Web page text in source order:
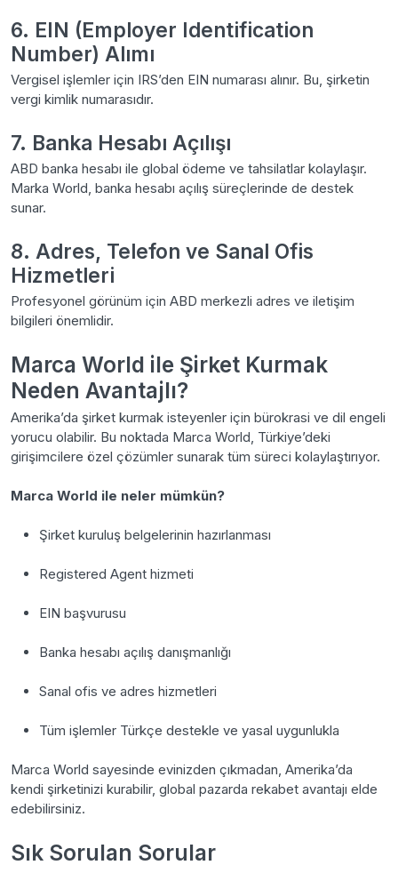
6. EIN (Employer Identification
Number) Alımı
Vergisel işlemler için IRS’den EIN numarası alınır. Bu, şirketin
vergi kimlik numarasıdır.
7. Banka Hesabı Açılışı
ABD banka hesabı ile global ödeme ve tahsilatlar kolaylaşır.
Marka World, banka hesabı açılış süreçlerinde de destek
sunar.
8. Adres, Telefon ve Sanal Ofis
Hizmetleri
Profesyonel görünüm için ABD merkezli adres ve iletişim
bilgileri önemlidir.
Marca World ile Şirket Kurmak
Neden Avantajlı?
Amerika’da şirket kurmak isteyenler için bürokrasi ve dil engeli
yorucu olabilir. Bu noktada Marca World, Türkiye’deki
girişimcilere özel çözümler sunarak tüm süreci kolaylaştırıyor.
Marca World ile neler mümkün?
Şirket kuruluş belgelerinin hazırlanması
Registered Agent hizmeti
EIN başvurusu
Banka hesabı açılış danışmanlığı
Sanal ofis ve adres hizmetleri
Tüm işlemler Türkçe destekle ve yasal uygunlukla
Marca World sayesinde evinizden çıkmadan, Amerika’da
kendi şirketinizi kurabilir, global pazarda rekabet avantajı elde
edebilirsiniz.
Sık Sorulan Sorular